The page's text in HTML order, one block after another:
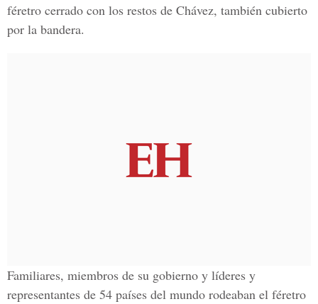
féretro cerrado con los restos de Chávez, también cubierto
por la bandera.
Familiares, miembros de su gobierno y líderes y
representantes de 54 países del mundo rodeaban el féretro